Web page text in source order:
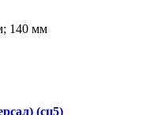
140 мм
(сц5)